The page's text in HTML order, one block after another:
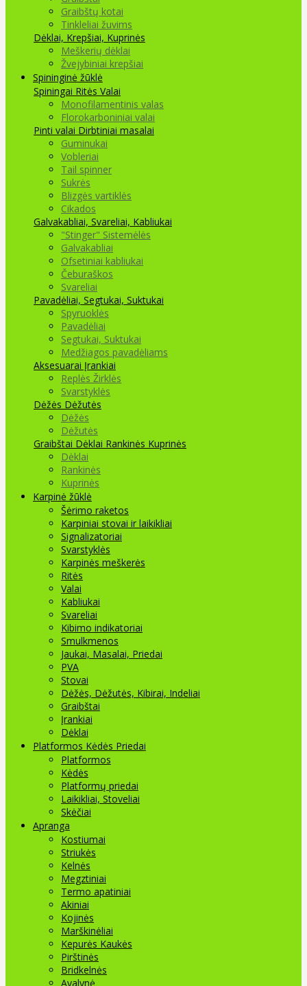
Graibštų kotai
Tinkleliai žuvims
Dėklai, Krepšiai, Kuprinės
Meškerių dėklai
Žvejybiniai krepšiai
Spininginė žūklė
Spiningai Ritės Valai
Monofilamentinis valas
Florokarboniniai valai
Pinti valai Dirbtiniai masalai
Guminukai
Vobleriai
Tail spinner
Sukrės
Blizgės vartiklės
Cikados
Galvakabliai, Svareliai, Kabliukai
"Stinger" Sistemėlės
Galvakabliai
Ofsetiniai kabliukai
Čeburaškos
Svareliai
Pavadėliai, Segtukai, Suktukai
Spyruoklės
Pavadėliai
Segtukai, Suktukai
Medžiagos pavadėliams
Aksesuarai Įrankiai
Replės Žirklės
Svarstyklės
Dėžės Dėžutės
Dėžės
Dėžutės
Graibštai Dėklai Rankinės Kuprinės
Dėklai
Rankinės
Kuprinės
Karpinė žūklė
Šėrimo raketos
Karpiniai stovai ir laikikliai
Signalizatoriai
Svarstyklės
Karpinės meškerės
Ritės
Valai
Kabliukai
Svareliai
Kibimo indikatoriai
Smulkmenos
Jaukai, Masalai, Priedai
PVA
Stovai
Dėžės, Dėžutės, Kibirai, Indeliai
Graibštai
Įrankiai
Dėklai
Platformos Kėdės Priedai
Platformos
Kėdės
Platformų priedai
Laikikliai, Stoveliai
Skėčiai
Apranga
Kostiumai
Striukės
Kelnės
Megztiniai
Termo apatiniai
Akiniai
Kojinės
Marškinėliai
Kepurės Kaukės
Pirštinės
Bridkelnės
Avalynė